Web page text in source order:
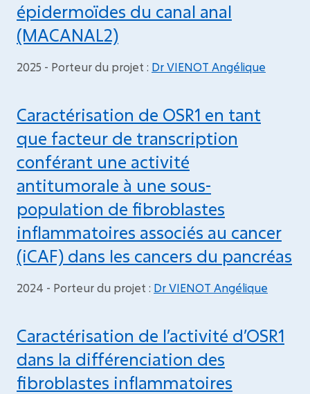
épidermoïdes du canal anal
(MACANAL2)
2025 - Porteur du projet : Dr VIENOT Angélique
Caractérisation de OSR1 en tant
que facteur de transcription
conférant une activité
antitumorale à une sous-
population de fibroblastes
inflammatoires associés au cancer
(iCAF) dans les cancers du pancréas
2024 - Porteur du projet : Dr VIENOT Angélique
Caractérisation de l’activité d’OSR1
dans la différenciation des
fibroblastes inflammatoires